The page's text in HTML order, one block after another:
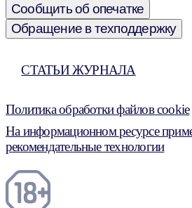
Сообщить об опечатке
Обращение в техподдержку
СТАТЬИ ЖУРНАЛА
Политика обработки файлов cookie
На информационном ресурсе
рекомендательные технологии